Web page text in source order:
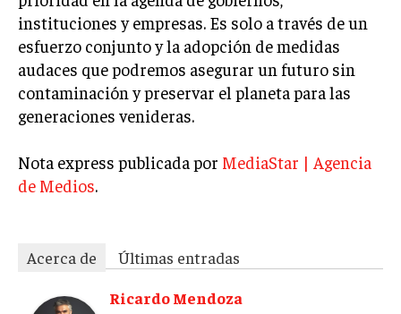
ESTRATEGIAS DE NEGOCIOS
MARKETING B2B
MARKETING B2C
FRANQUICIAS
MARKETING DE INFLUENCERS
E-COMMERCE
PRECIOS
GESTIÓN DE CRISIS EMPRESARIALES
instituciones y empresas. Es solo a través de un
esfuerzo conjunto y la adopción de medidas
audaces que podremos asegurar un futuro sin
contaminación y preservar el planeta para las
generaciones venideras.
Nota express publicada por MediaStar | Agencia
de Medios.
Acerca de
Últimas entradas
Ricardo Mendoza